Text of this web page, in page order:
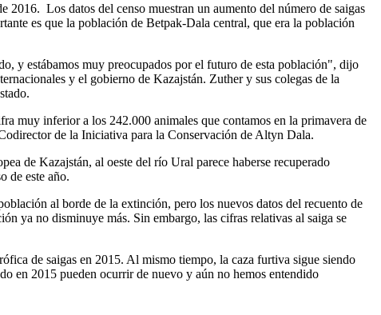
2016. Los datos del censo muestran un aumento del número de saigas
es que la población de Betpak-Dala central, que era la población
y estábamos muy preocupados por el futuro de esta población", dijo
y el gobierno de Kazajstán. Zuther y sus colegas de la
muy inferior a los 242.000 animales que contamos en la primavera de
de la Iniciativa para la Conservación de Altyn Dala.
de Kazajstán, al oeste del río Ural parece haberse recuperado
de este año.
al borde de la extinción, pero los nuevos datos del recuento de
ya no disminuye más. Sin embargo, las cifras relativas al saiga se
de saigas en 2015. Al mismo tiempo, la caza furtiva sigue siendo
en 2015 pueden ocurrir de nuevo y aún no hemos entendido